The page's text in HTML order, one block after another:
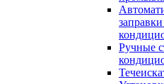
Ручные